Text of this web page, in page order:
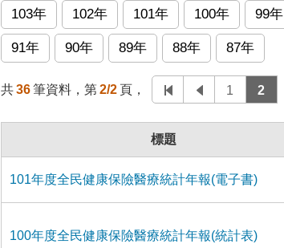
103年 102年 101年 100年 99年
91年 90年 89年 88年 87年
共 36 筆資料，第 2/2 頁， 1 2
標題
101年度全民健康保險醫療統計年報(電子書)
100年度全民健康保險醫療統計年報(統計表)